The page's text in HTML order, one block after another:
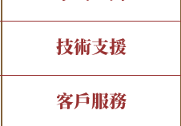
全字庫現況
專有名詞介紹
部件查詢
注音查詢
技術支援
造字解決方案
客戶服務